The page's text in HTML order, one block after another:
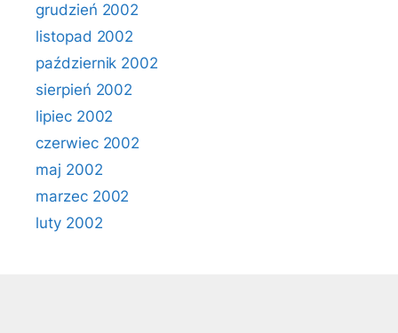
grudzień 2002
listopad 2002
październik 2002
sierpień 2002
lipiec 2002
czerwiec 2002
maj 2002
marzec 2002
luty 2002